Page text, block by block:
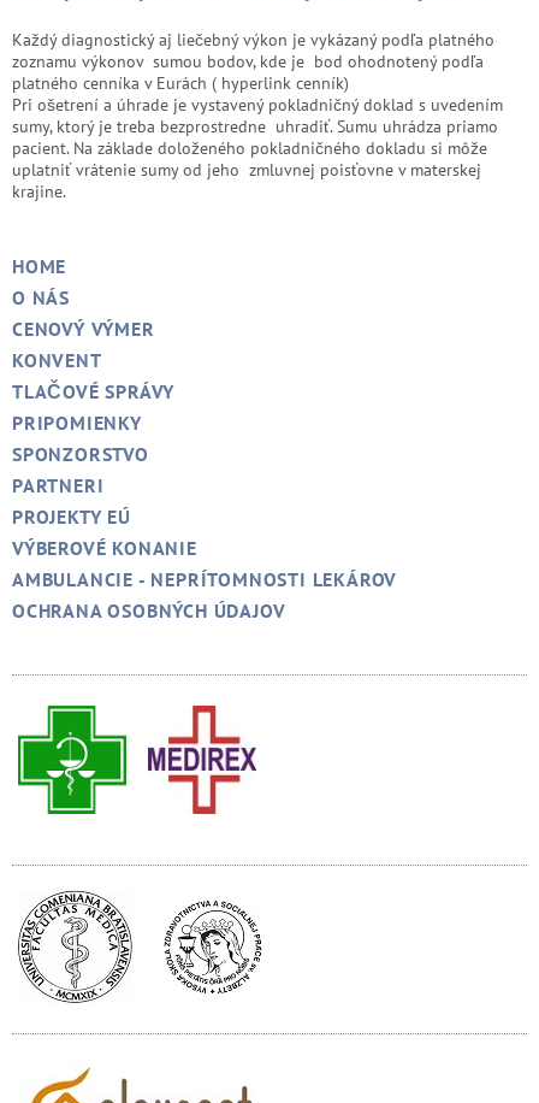
Každý diagnostický aj liečebný výkon je vykázaný podľa platného
zoznamu výkonov sumou bodov, kde je bod ohodnotený podľa
platného cenníka v Eurách ( hyperlink cenník)
Pri ošetrení a úhrade je vystavený pokladničný doklad s uvedením
sumy, ktorý je treba bezprostredne uhradiť. Sumu uhrádza priamo
pacient. Na základe doloženého pokladničného dokladu si môže
uplatniť vrátenie sumy od jeho zmluvnej poisťovne v materskej
krajine.
HOME
O NÁS
CENOVÝ VÝMER
KONVENT
TLAČOVÉ SPRÁVY
PRIPOMIENKY
SPONZORSTVO
PARTNERI
PROJEKTY EÚ
VÝBEROVÉ KONANIE
AMBULANCIE - NEPRÍTOMNOSTI LEKÁROV
OCHRANA OSOBNÝCH ÚDAJOV